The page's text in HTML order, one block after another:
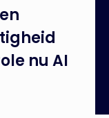
risico en
nu AI